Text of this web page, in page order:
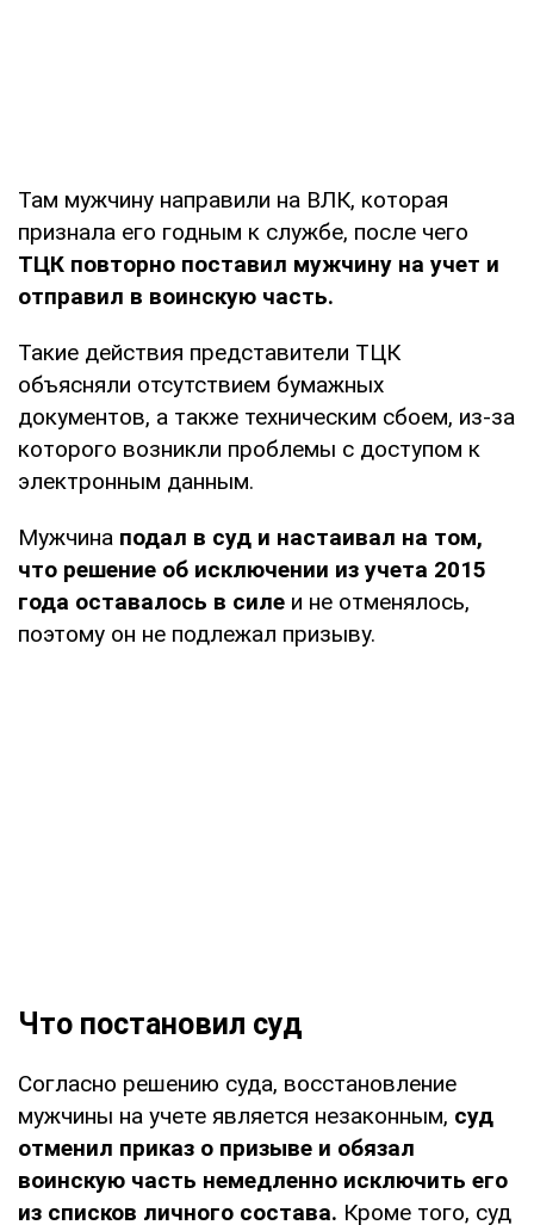
Там мужчину направили на ВЛК, которая
признала его годным к службе, после чего
ТЦК повторно поставил мужчину на учет и
отправил в воинскую часть.
Такие действия представители ТЦК
объясняли отсутствием бумажных
документов, а также техническим сбоем, из-за
которого возникли проблемы с доступом к
электронным данным.
Мужчина подал в суд и настаивал на том,
что решение об исключении из учета 2015
года оставалось в силе и не отменялось,
поэтому он не подлежал призыву.
Что постановил суд
Согласно решению суда, восстановление
мужчины на учете является незаконным, суд
отменил приказ о призыве и обязал
воинскую часть немедленно исключить его
из списков личного состава. Кроме того, суд